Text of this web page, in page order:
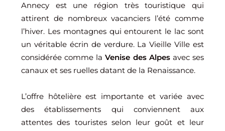
Annecy est une région très touristique qui
attirent de nombreux vacanciers l’été comme
l’hiver. Les montagnes qui entourent le lac sont
un véritable écrin de verdure. La Vieille Ville est
considérée comme laVenise des Alpesavec ses
canaux et ses ruelles datant de la Renaissance.
L’offre hôtelière est importante et variée avec
des établissements qui conviennent aux
attentes des touristes selon leur goût et leur